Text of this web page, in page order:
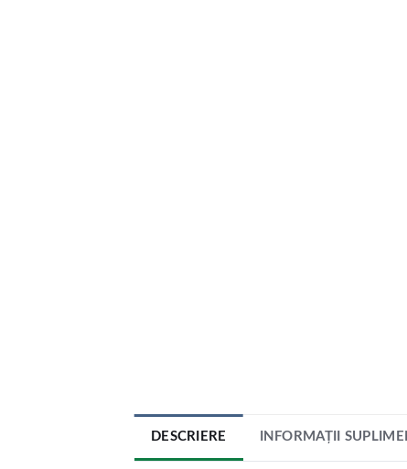
DESCRIERE INFORMAȚII